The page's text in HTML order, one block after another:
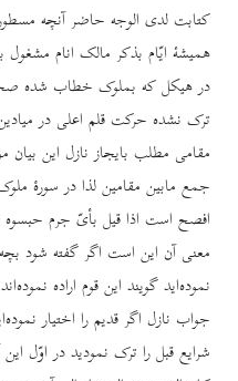
کتابت لدی الوجه حاضر آنچه
همیشۀ ایّام بذکر مالک انام مشغول
در هیکل که بملوک خطاب شده
ترک نشده حرکت قلم اعلی در
مقامی مطلب بایجاز نازل این
جمع مابین مقامین لذا در سورۀ
افصح است اذا قیل بأیّ جرم حبسوه
معنی آن این است اگر گفته شود
نموده‌اید گویند این قوم اراده
جواب نازل اگر قدیم را اختیار
شرایع قبل را ترک نمودید در اوّل